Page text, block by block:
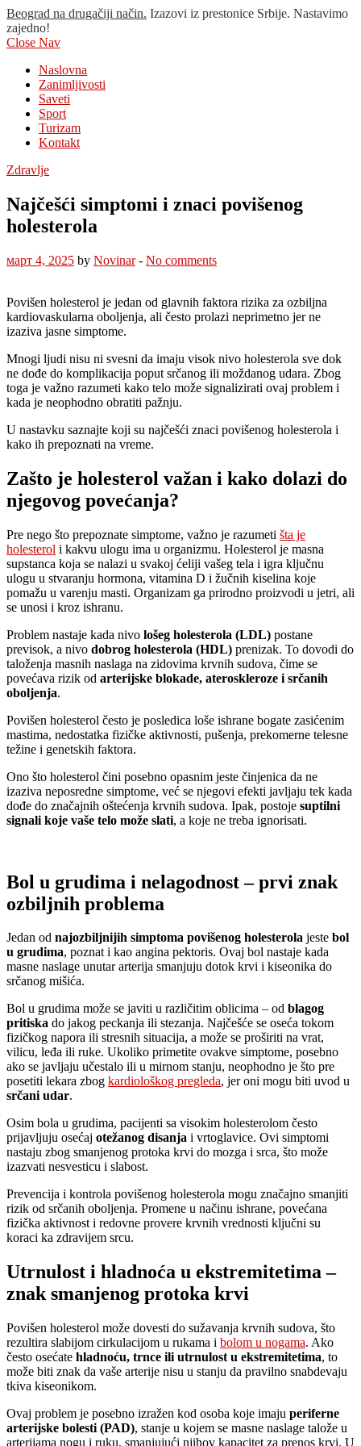
Beograd na drugačiji način. Izazovi iz prestonice Srbije. Nastavimo
zajedno!
Close Nav
Naslovna
Zanimljivosti
Saveti
Sport
Turizam
Kontakt
Zdravlje
Najčešći simptomi i znaci povišenog
holesterola
март 4, 2025 by Novinar- No comments
Povišen holesterol je jedan od glavnih faktora rizika za ozbiljna
kardiovaskularna oboljenja, ali često prolazi neprimetno jer ne
izaziva jasne simptome.
Mnogi ljudi nisu ni svesni da imaju visok nivo holesterola sve dok
ne dođe do komplikacija poput srčanog ili moždanog udara. Zbog
toga je važno razumeti kako telo može signalizirati ovaj problem i
kada je neophodno obratiti pažnju.
U nastavku saznajte koji su najčešći znaci povišenog holesterola i
kako ih prepoznati na vreme.
Zašto je holesterol važan i kako dolazi do
njegovog povećanja?
Pre nego što prepoznate simptome, važno je razumeti šta je
holesterol i kakvu ulogu ima u organizmu. Holesterol je masna
supstanca koja se nalazi u svakoj ćeliji vašeg tela i igra ključnu
ulogu u stvaranju hormona, vitamina D i žučnih kiselina koje
pomažu u varenju masti. Organizam ga prirodno proizvodi u jetri, ali
se unosi i kroz ishranu.
Problem nastaje kada nivo lošeg holesterola (LDL) postane
previsok, a nivo dobrog holesterola (HDL) prenizak. To dovodi do
taloženja masnih naslaga na zidovima krvnih sudova, čime se
povećava rizik od arterijske blokade, ateroskleroze i srčanih
oboljenja.
Povišen holesterol često je posledica loše ishrane bogate zasićenim
mastima, nedostatka fizičke aktivnosti, pušenja, prekomerne telesne
težine i genetskih faktora.
Ono što holesterol čini posebno opasnim jeste činjenica da ne
izaziva neposredne simptome, već se njegovi efekti javljaju tek kada
dođe do značajnih oštećenja krvnih sudova. Ipak, postoje suptilni
signali koje vaše telo može slati, a koje ne treba ignorisati.
Bol u grudima i nelagodnost – prvi znak
ozbiljnih problema
Jedan od najozbiljnijih simptoma povišenog holesterola jeste bol
u grudima, poznat i kao angina pektoris. Ovaj bol nastaje kada
masne naslage unutar arterija smanjuju dotok krvi i kiseonika do
srčanog mišića.
Bol u grudima može se javiti u različitim oblicima – od blagog
pritiska do jakog peckanja ili stezanja. Najčešće se oseća tokom
fizičkog napora ili stresnih situacija, a može se proširiti na vrat,
vilicu, leđa ili ruke. Ukoliko primetite ovakve simptome, posebno
ako se javljaju učestalo ili u mirnom stanju, neophodno je što pre
posetiti lekara zbog kardiološkog pregleda, jer oni mogu biti uvod u
srčani udar.
Osim bola u grudima, pacijenti sa visokim holesterolom često
prijavljuju osećaj otežanog disanja i vrtoglavice. Ovi simptomi
nastaju zbog smanjenog protoka krvi do mozga i srca, što može
izazvati nesvesticu i slabost.
Prevencija i kontrola povišenog holesterola mogu značajno smanjiti
rizik od srčanih oboljenja. Promene u načinu ishrane, povećana
fizička aktivnost i redovne provere krvnih vrednosti ključni su
koraci ka zdravijem srcu.
Utrnulost i hladnoća u ekstremitetima –
znak smanjenog protoka krvi
Povišen holesterol može dovesti do sužavanja krvnih sudova, što
rezultira slabijom cirkulacijom u rukama i bolom u nogama. Ako
često osećate hladnoću, trnce ili utrnulost u ekstremitetima, to
može biti znak da vaše arterije nisu u stanju da pravilno snabdevaju
tkiva kiseonikom.
Ovaj problem je posebno izražen kod osoba koje imaju periferne
arterijske bolesti (PAD), stanje u kojem se masne naslage talože u
arterijama nogu i ruku, smanjujući njihov kapacitet za prenos krvi. U